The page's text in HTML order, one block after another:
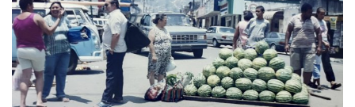
Dorama
Notícias
Pop!